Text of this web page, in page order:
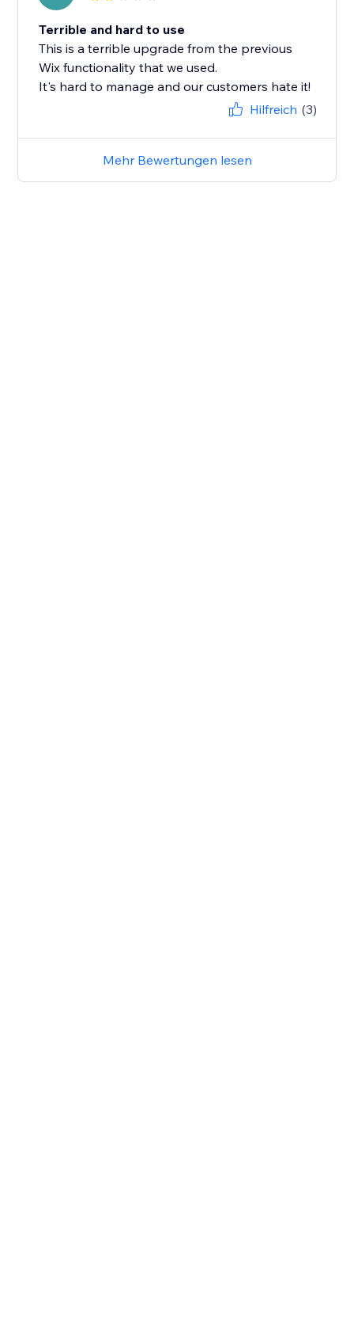
Terrible and hard to use
This is a terrible upgrade from the previous
Wix functionality that we used.
It's hard to manage and our customers hate it!
Hilfreich (3)
Mehr Bewertungen lesen